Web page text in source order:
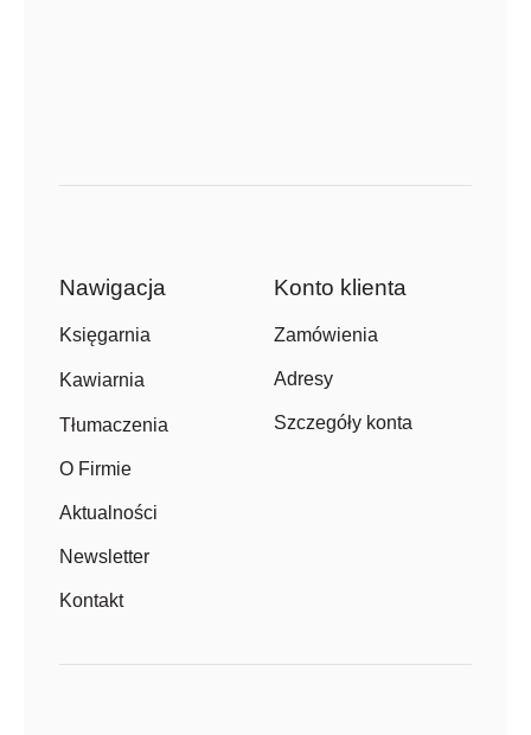
Nawigacja
Księgarnia
Kawiarnia
Tłumaczenia
O Firmie
Aktualności
Newsletter
Kontakt
Konto klienta
Zamówienia
Adresy
Szczegóły konta